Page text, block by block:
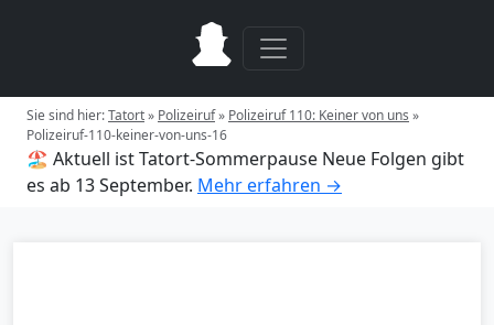
Sie sind hier:Tatort» Polizeiruf» Polizeiruf 110: Keiner von uns »
Polizeiruf-110-keiner-von-uns-16
🏖️ Aktuell ist Tatort-Sommerpause Neue Folgen gibt
es ab 13 September. Mehr erfahren →